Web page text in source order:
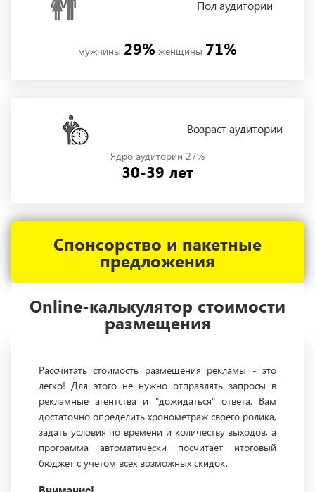
Полаудитории
мужчины 29% женщины 71%
Возраст аудитории
Ядро аудитории 27%
30-39 лет
Online-калькулятор стоимости
размещения
Спонсорство и пакетные
предложения
Рассчитать стоимость размещения рекламы - это
легко! Для этого не нужно отправлять запросы в
рекламные агентства и "дожидаться" ответа. Вам
достаточно определить хронометраж своего ролика,
задать условия по времени и количеству выходов, а
программа автоматически посчитает итоговый
бюджет с учетом всех возможных скидок.